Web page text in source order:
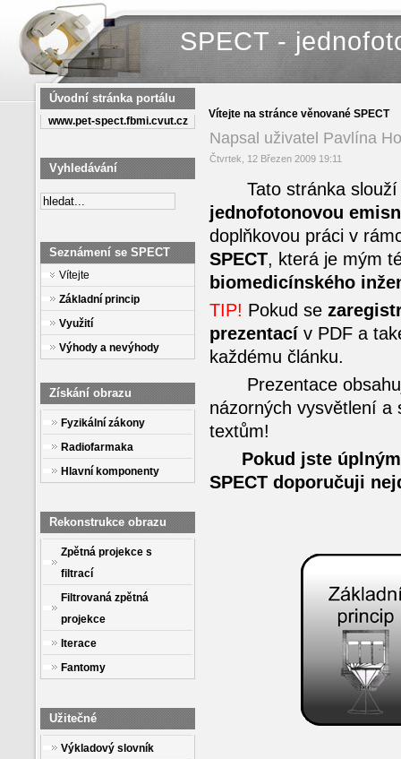
SPECT -
Úvodní stránka portálu
www.pet-spect.fbmi.cvut.cz
Vyhledávání
Seznámení se SPECT
Vítejte
Základní princip
Využití
Výhody a nevýhody
Získání obrazu
Fyzikální zákony
Radiofarmaka
Hlavní komponenty
Rekonstrukce obrazu
Zpětná projekce s
filtrací
Filtrovaná zpětná
projekce
Iterace
Fantomy
Užitečné
Výkladový slovník
Vítejte na stránce věnované SPECT
Napsal uživatel Pavlína
Čtvrtek, 12 Březen 2009 19:11
Tato stránka slouží
jednofotonovou
doplňkovou práci v
SPECT, která je mým
biomedicínského
TIP! Pokud se
prezentací v PDF a
každému článku.
Prezentace obsahují
názorných vysvětlení a
textům!
Pokud jste
SPECT doporučuji